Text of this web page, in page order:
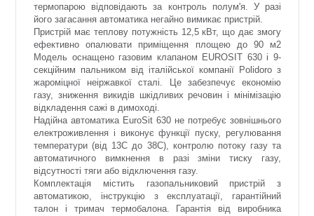
термопарою відповідають за контроль полум'я. У разі
його загасання автоматика негайно вимикає пристрій.
Пристрій має теплову потужність 12,5 кВт, що дає змогу
ефективно опалювати приміщення площею до 90 м2
Модель оснащено газовим клапаном EUROSIT 630 і 9-
секційним пальником від італійської компанії Polidoro з
жароміцної неіржавкої сталі. Це забезпечує економію
газу, зниження викидів шкідливих речовин і мінімізацію
відкладення сажі в димоході.
Надійна автоматика EuroSit 630 не потребує зовнішнього
електроживлення і виконує функції пуску, регулювання
температури (від 13C до 38C), контролю потоку газу та
автоматичного вимкнення в разі зміни тиску газу,
відсутності тяги або відключення газу.
Комплектація містить газопальниковий пристрій з
автоматикою, інструкцію з експлуатації, гарантійний
талон і тримач термобалона. Гарантія від виробника